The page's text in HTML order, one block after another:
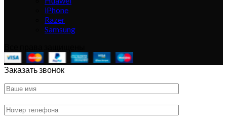
iPhone
Razer
Samsung
Заказать звонок